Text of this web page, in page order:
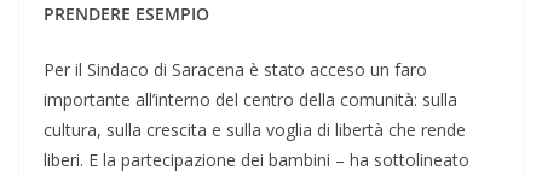
PRENDERE ESEMPIO
Per il Sindaco di Saracena è stato acceso un faro
importante all’interno del centro della comunità: sulla
cultura, sulla crescita e sulla voglia di libertà che rende
liberi. E la partecipazione dei bambini – ha sottolineato